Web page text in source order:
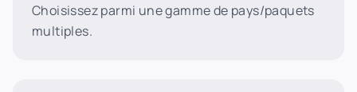
Choisissez parmi une gamme de pays/paquets
multiples.